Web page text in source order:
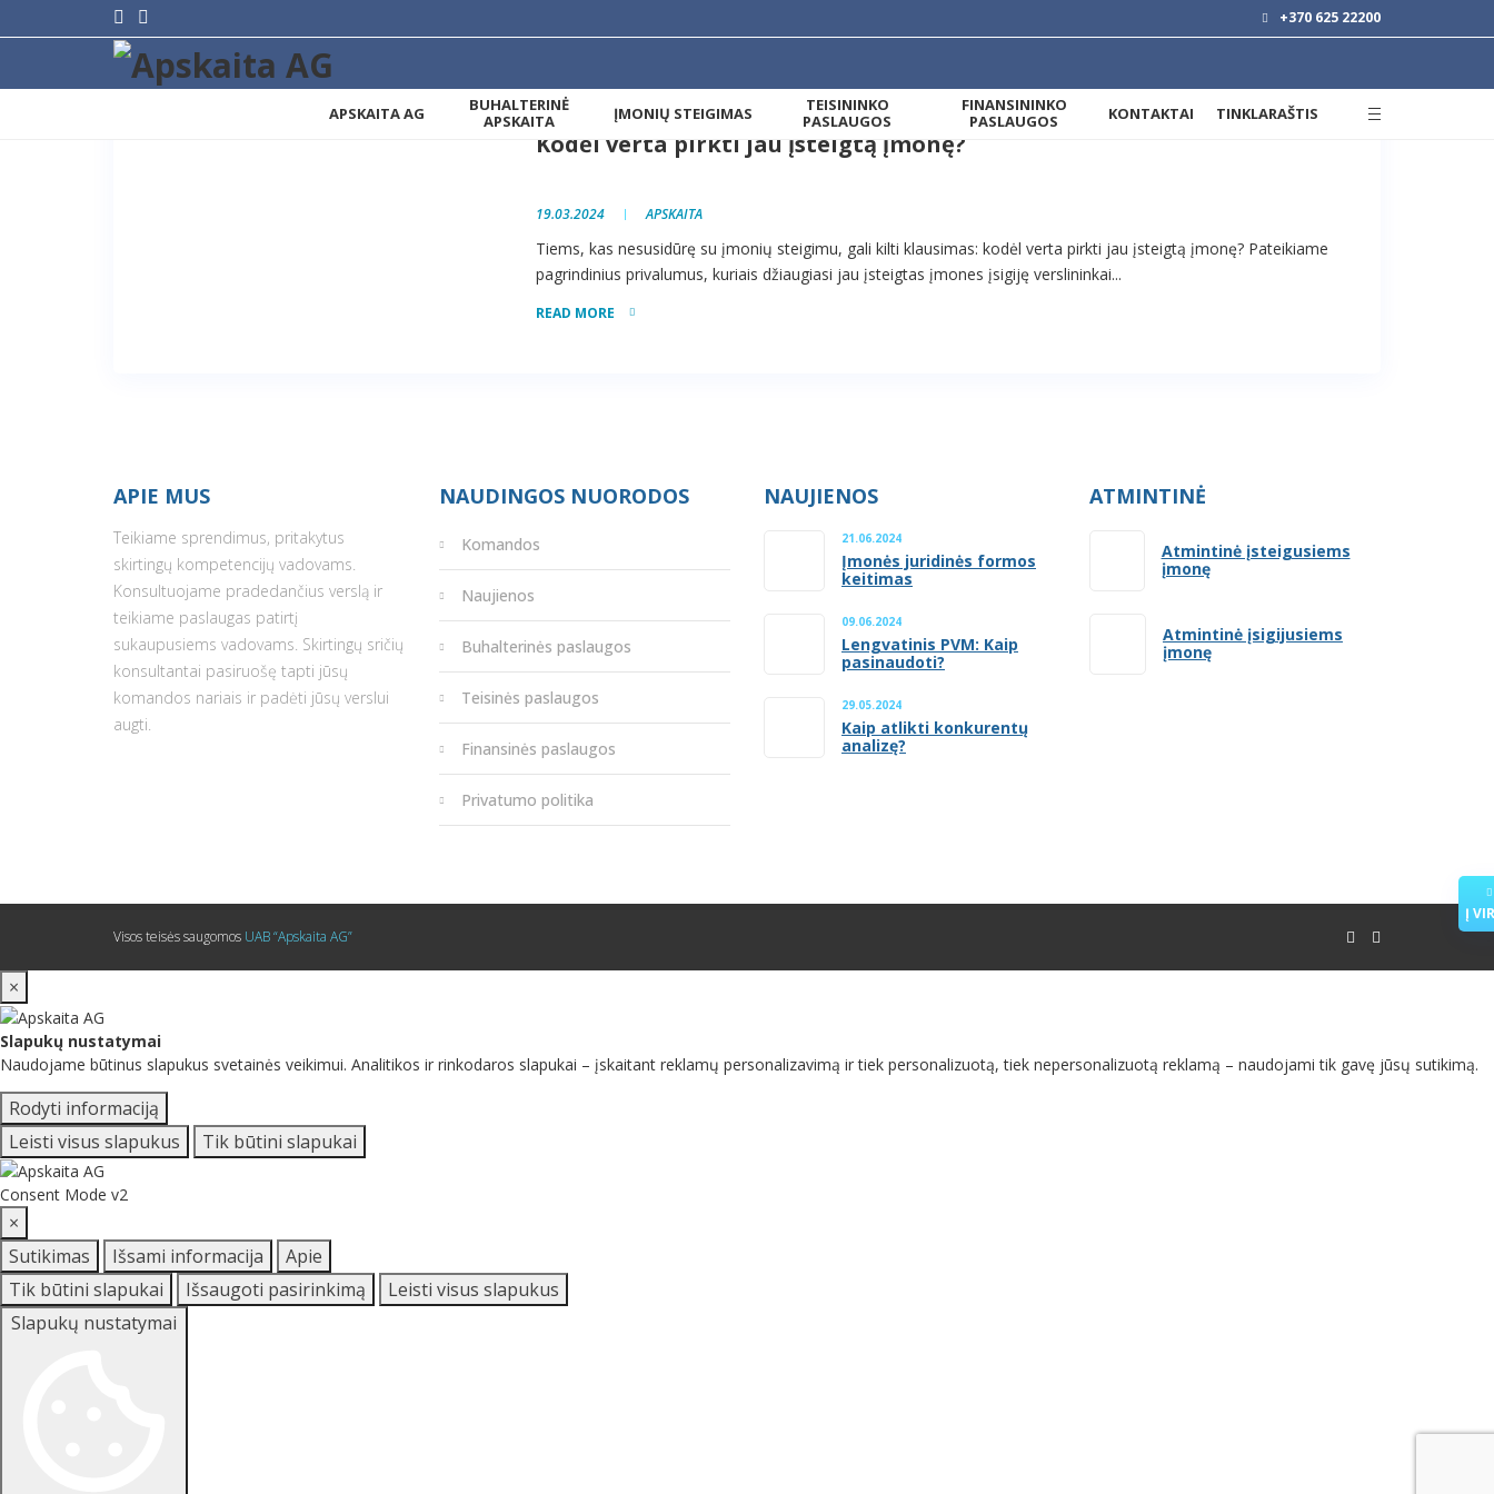
+370 625 22200
APSKAITA AG
BUHALTERINĖ
APSKAITA
ĮMONIŲ STEIGIMAS
TEISININKO
PASLAUGOS
FINANSININKO
PASLAUGOS
KONTAKTAI TINKLARAŠTIS
Kodėl verta pirkti jau įsteigtą įmonę?
19.03.2024 APSKAITA
Tiems, kas nesusidūrę su įmonių steigimu, gali kilti klausimas: kodėl verta pirkti jau įsteigtą įmonę? Pateikiame
pagrindinius privalumus, kuriais džiaugiasi jau įsteigtas įmones įsigiję verslininkai...
READ MORE
APIE MUS
Teikiame sprendimus, pritakytus
skirtingų kompetencijų vadovams.
Konsultuojame pradedančius verslą ir
teikiame paslaugas patirtį
sukaupusiems vadovams. Skirtingų sričių
konsultantai pasiruošę tapti jūsų
komandos nariais ir padėti jūsų verslui
augti.
NAUDINGOS NUORODOS
Komandos
Naujienos
Buhalterinės paslaugos
Teisinės paslaugos
Finansinės paslaugos
Privatumo politika
NAUJIENOS
21.06.2024
Įmonės juridinės formos
keitimas
09.06.2024
Lengvatinis PVM: Kaip
pasinaudoti?
29.05.2024
Kaip atlikti konkurentų
analizę?
ATMINTINĖ
Atmintinė įsteigusiems
įmonę
Atmintinė įsigijusiems
įmonę
Visos teisės saugomos UAB “Apskaita AG”
Į
×
Slapukų nustatymai
Naudojame būtinus slapukus svetainės veikimui. Analitikos ir rinkodaros slapukai – įskaitant reklamų personalizavimą ir tiek personalizuotą, tiek nepersonalizuotą reklamą – naudojami tik gavę jūsų sutikimą.
Rodyti informaciją
Leisti visus slapukus
Tik būtini slapukai
Consent Mode v2
×
Sutikimas
Išsami informacija
Apie
Tik būtini slapukai
Išsaugoti pasirinkimą
Leisti visus slapukus
Slapukų nustatymai